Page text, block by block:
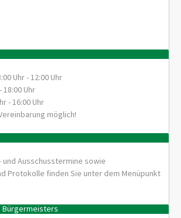
Uhr - 12:00 Uhr
18:00 Uhr
- 16:00 Uhr
möglich!
und Ausschusstermine sowie
Protokolle finden Sie unter dem Menüpunkt
Bürgermeisters